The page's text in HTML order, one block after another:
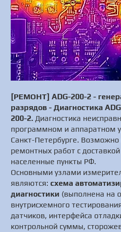
[РЕМОНТ] ADG-200-2 -
разрядов - Диагностика
200-2. Диагностика
программном и аппаратном
Санкт-Петербурге.
ремонтных работ с
населенные пункты РФ.
Основными узлами
являются:схема
диагностики (выполнена на
внутрисхемного
датчиков, интерфейса
контрольной суммы,